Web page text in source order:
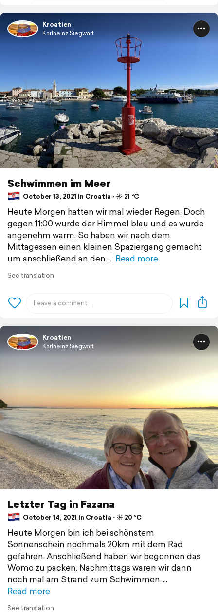
Kroatien
Karlheinz Siegwart
Schwimmen im Meer
October 13, 2021 in Croatia ⋅ ☀️ 21 °C
Heute Morgen hatten wir mal wieder Regen. Doch
gegen 11:00 wurde der Himmel blau und es wurde
angenehm warm. So haben wir nach dem
Mittagessen einen kleinen Spaziergang gemacht
um anschließend an den
Read more
See translation
Kroatien
Karlheinz Siegwart
Letzter Tag in Fazana
October 14, 2021 in Croatia ⋅ ☀️ 20 °C
Heute Morgen bin ich bei schönstem
Sonnenschein nochmals 20km mit dem Rad
gefahren. Anschließend haben wir begonnen das
Womo zu packen. Nachmittags waren wir dann
noch mal am Strand zum Schwimmen.
Read more
See translation